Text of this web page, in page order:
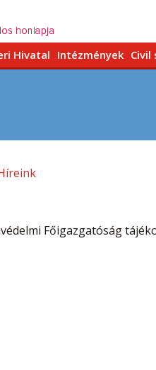
Hivatal Intézmények Civil
Főigazgatóság